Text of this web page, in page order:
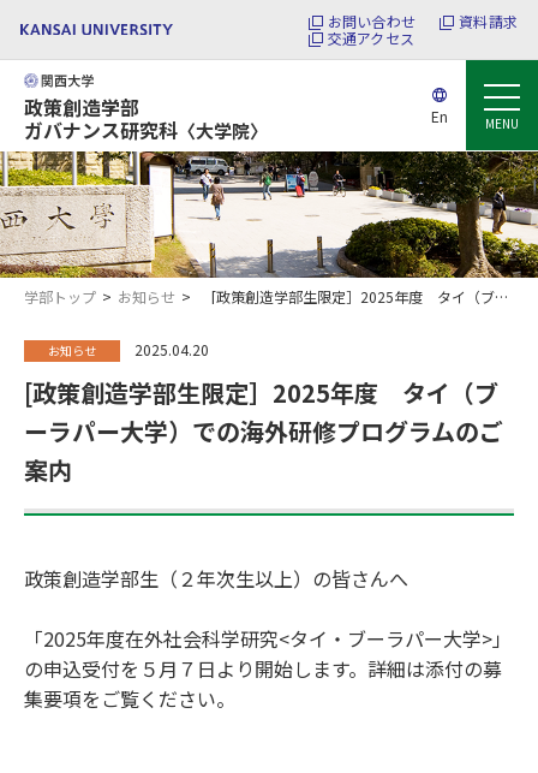
お問い合わせ
資料請求
交通アクセス
政策創造学部
ガバナンス研究科 〈大学院〉
En MENU
学部トップ お知らせ [政策創造学部生限定］2025年度 タイ（ブーラパー大学）での海外研修プログラムのご案内
お知らせ 2025.04.20
[政策創造学部生限定］2025年度 タイ（ブ
ーラパー大学）での海外研修プログラムのご
案内
政策創造学部生（２年次生以上）の皆さんへ
「2025年度在外社会科学研究<タイ・ブーラパー大学>」
の申込受付を５月７日より開始します。詳細は添付の募
集要項をご覧ください。